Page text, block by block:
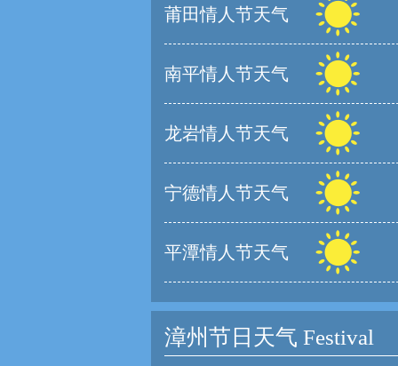
莆田情人节天气
南平情人节天气
龙岩情人节天气
宁德情人节天气
平潭情人节天气
漳州节日天气 Festival